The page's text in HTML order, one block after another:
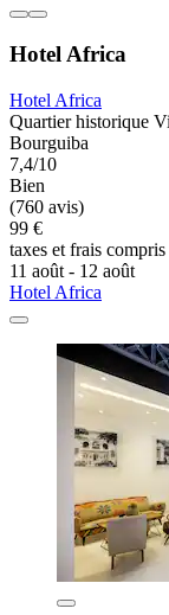
Hotel Africa
Hotel Africa
Quartier historique
Bourguiba
7,4/10
Bien
(760 avis)
99 €
taxes et frais compris
11 août - 12 août
Hotel Africa